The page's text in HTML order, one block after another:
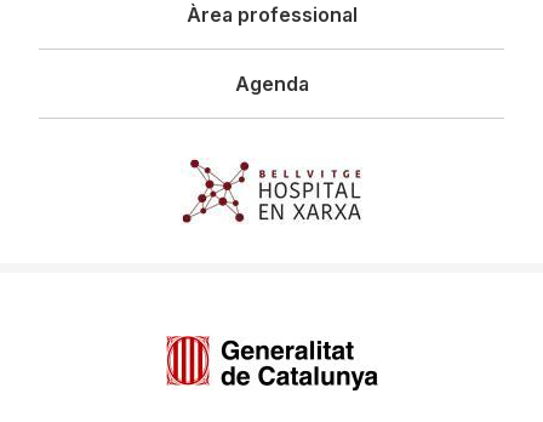
Àrea professional
Agenda